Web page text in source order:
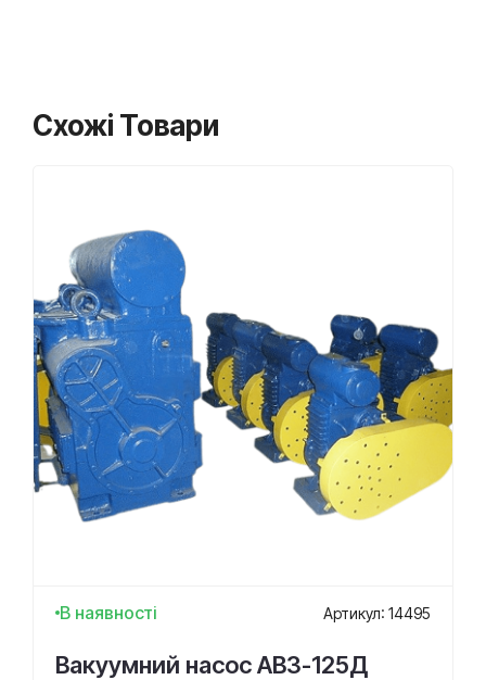
Схожі Товари
В наявності Артикул: 14495
Вакуумний насос АВЗ-125Д